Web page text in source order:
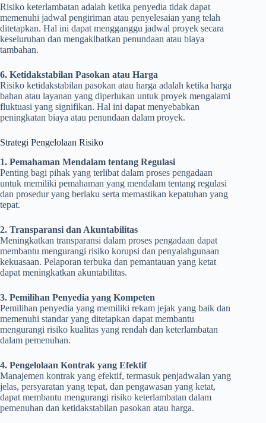
Risiko keterlambatan adalah ketika penyedia tidak dapat
memenuhi jadwal pengiriman atau penyelesaian yang telah
ditetapkan. Hal ini dapat mengganggu jadwal proyek secara
keseluruhan dan mengakibatkan penundaan atau biaya
tambahan.
6. Ketidakstabilan Pasokan atau Harga
Risiko ketidakstabilan pasokan atau harga adalah ketika harga
bahan atau layanan yang diperlukan untuk proyek mengalami
fluktuasi yang signifikan. Hal ini dapat menyebabkan
peningkatan biaya atau penundaan dalam proyek.
Strategi Pengelolaan Risiko
1. Pemahaman Mendalam tentang Regulasi
Penting bagi pihak yang terlibat dalam proses pengadaan
untuk memiliki pemahaman yang mendalam tentang regulasi
dan prosedur yang berlaku serta memastikan kepatuhan yang
tepat.
2. Transparansi dan Akuntabilitas
Meningkatkan transparansi dalam proses pengadaan dapat
membantu mengurangi risiko korupsi dan penyalahgunaan
kekuasaan. Pelaporan terbuka dan pemantauan yang ketat
dapat meningkatkan akuntabilitas.
3. Pemilihan Penyedia yang Kompeten
Pemilihan penyedia yang memiliki rekam jejak yang baik dan
memenuhi standar yang ditetapkan dapat membantu
mengurangi risiko kualitas yang rendah dan keterlambatan
dalam pemenuhan.
4. Pengelolaan Kontrak yang Efektif
Manajemen kontrak yang efektif, termasuk penjadwalan yang
jelas, persyaratan yang tepat, dan pengawasan yang ketat,
dapat membantu mengurangi risiko keterlambatan dalam
pemenuhan dan ketidakstabilan pasokan atau harga.